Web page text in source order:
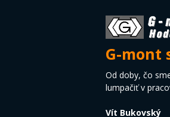
G-mont
Od doby, čo
lumpačiť v
Vít Bukovský